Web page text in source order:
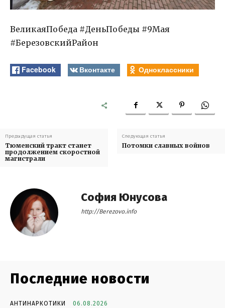
ВеликаяПобеда #ДеньПобеды #9Мая
#БерезовскийРайон
Facebook Вконтакте Одноклассники
Предыдущая статья
Тюменский тракт станет
продолжением скоростной
магистрали
Следующая статья
Потомки славных войнов
София Юнусова
http://Berezovo.info
Последние новости
АНТИНАРКОТИКИ 06.08.2026